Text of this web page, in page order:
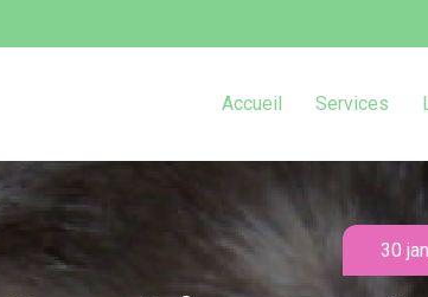
Accueil Services
30